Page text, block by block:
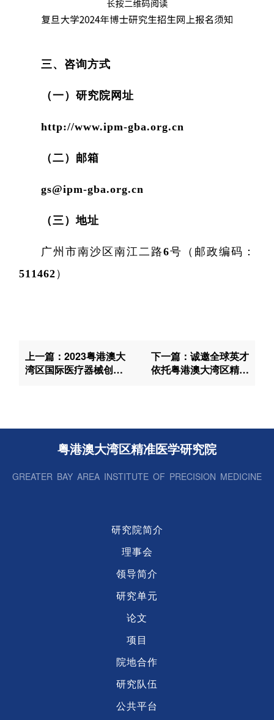
三、咨询方式
（一）研究院网址
http://www.ipm-gba.org.cn
（二）邮箱
gs@ipm-gba.org.cn
（三）地址
广州市南沙区南江二路6号 （邮政编码：
511462）
上一篇：2023粤港澳大
湾区国际医疗器械创新
下一篇：诚邀全球英才
依托粤港澳大湾区精准
粤港澳大湾区精准医学研究院
GREATER BAY AREA INSTITUTE OF PRECISION MEDICINE
研究院简介
理事会
领导简介
研究单元
论文
项目
院地合作
研究队伍
公共平台